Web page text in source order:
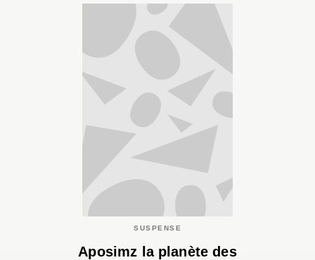
SUSPENSE
Aposimz la planète des